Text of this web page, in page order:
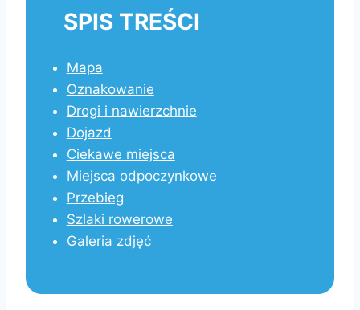
SPIS TREŚCI
Mapa
Oznakowanie
Drogi i nawierzchnie
Dojazd
Ciekawe miejsca
Miejsca odpoczynkowe
Przebieg
Szlaki rowerowe
Galeria zdjęć